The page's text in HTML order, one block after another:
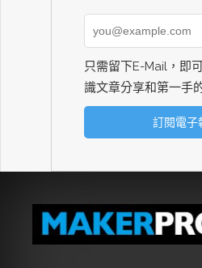
只需留下E-Mail，即
識文章分享和第一手